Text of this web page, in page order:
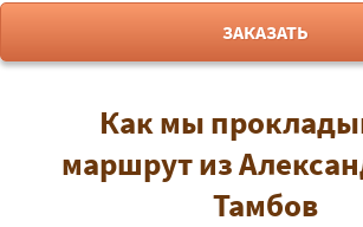
ЗАКАЗАТЬ
Как мы
маршрут из
Тамбов